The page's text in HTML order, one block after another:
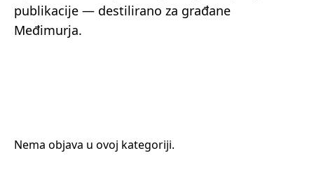
Linkovi
publikacije — destilirano za građane
Međimurja.
Nema objava u ovoj kategoriji.